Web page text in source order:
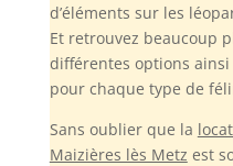
d’éléments sur les
Et retrouvez beaucoup
différentes options
pour chaque type de
Sans oublierque la
Maizières lès Metz est